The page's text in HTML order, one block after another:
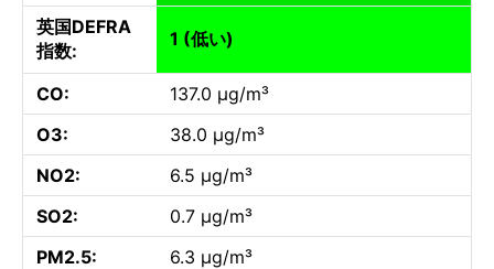
英国DEFRA
指数:
1 (低い)
CO:
137.0 µg/m³
O3:
38.0 µg/m³
NO2:
6.5 µg/m³
SO2:
0.7 µg/m³
PM2.5:
6.3 µg/m³